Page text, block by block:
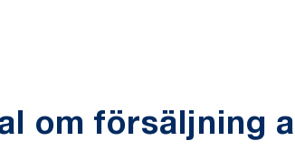
om försäljning